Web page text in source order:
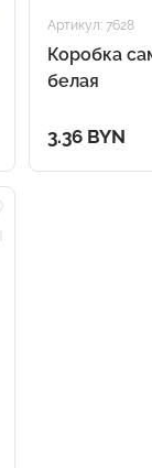
Артикул: 7628
Коробка
белая
3.36 BYN